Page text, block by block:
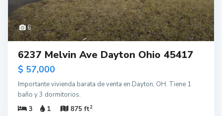
6
6237 Melvin Ave Dayton Ohio 45417
$ 57,000
Importante vivienda barata de venta en Dayton, OH. Tiene 1
baño y 3 dormitorios.
3
1 875 ft2